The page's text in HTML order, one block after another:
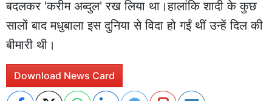
बदलकर 'करीम अब्दुल' रख लिया था।हालांकि शादी के कुछ
सालों बाद मधुबाला इस दुनिया से विदा हो गईं थीं उन्हें दिल की
बीमारी थी।
Download News Card